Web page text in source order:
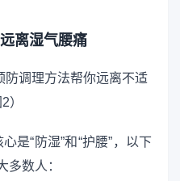
离湿气腰痛
是“防湿”和“护腰”，以下
多数人：